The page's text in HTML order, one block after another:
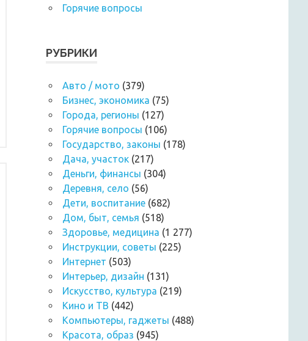
Горячие вопросы
РУБРИКИ
Авто / мото (379)
Бизнес, экономика (75)
Города, регионы (127)
Горячие вопросы (106)
Государство, законы (178)
Дача, участок (217)
Деньги, финансы (304)
Деревня, село (56)
Дети, воспитание (682)
Дом, быт, семья (518)
Здоровье, медицина (1 277)
Инструкции, советы (225)
Интернет (503)
Интерьер, дизайн (131)
Искусство, культура (219)
Кино и ТВ (442)
Компьютеры, гаджеты (488)
Красота, образ (945)